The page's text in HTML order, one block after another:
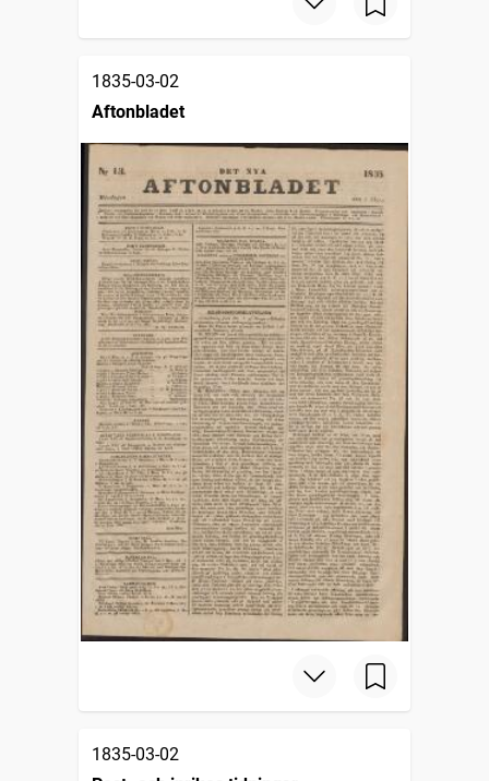
1835-03-02
Aftonbladet
1835-03-02